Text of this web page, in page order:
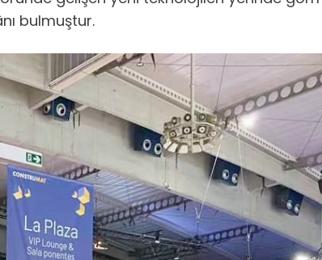
bulmuştur.